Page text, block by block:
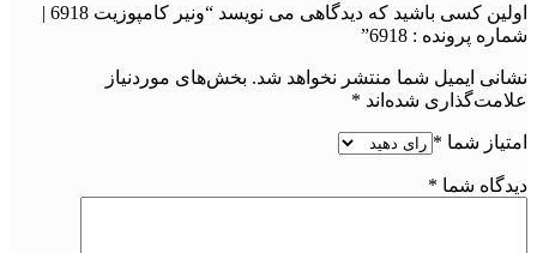
اولین کسی باشید که دیدگاهی می نویسد “ونیر کامپوزیت 6918 |
شماره پرونده : 6918”
نشانی ایمیل شما منتشر نخواهد شد. بخش‌های موردنیاز
علامت‌گذاری شده‌اند *
امتیاز شما *
دیدگاه شما *